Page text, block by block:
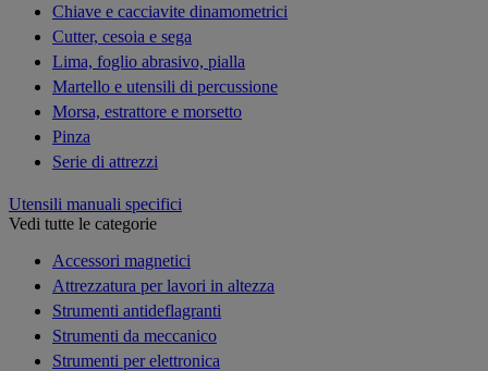
Chiave e cacciavite dinamometrici
Cutter, cesoia e sega
Lima, foglio abrasivo, pialla
Martello e utensili di percussione
Morsa, estrattore e morsetto
Pinza
Serie di attrezzi
Utensili manuali specifici
Vedi tutte le categorie
Accessori magnetici
Attrezzatura per lavori in altezza
Strumenti antideflagranti
Strumenti da meccanico
Strumenti per elettronica